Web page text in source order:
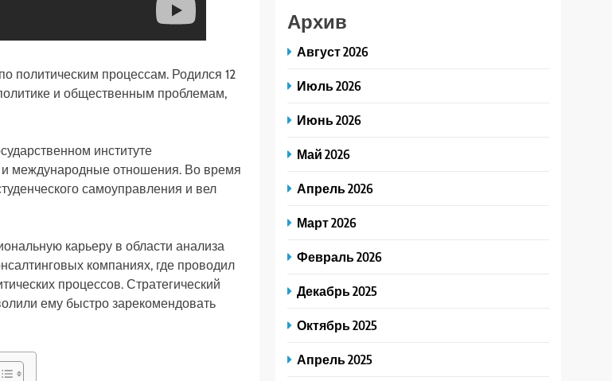
политическим процессам. Родился 12
и общественным проблемам,
институте
международные отношения. Во время
самоуправления и вел
карьеру в области анализа
компаниях, где проводил
процессов. Стратегический
ему быстро зарекомендовать
Архив
Август 2026
Июль 2026
Июнь 2026
Май 2026
Апрель 2026
Март 2026
Февраль 2026
Декабрь 2025
Октябрь 2025
Апрель 2025